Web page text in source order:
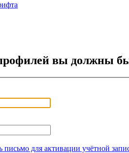
вы должны
письмо для активации учётной